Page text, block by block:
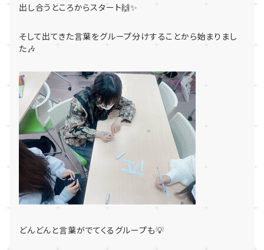
出し合うところからスタート🙌✨
そして出てきた言葉をグループ分けすることから始まりまし
た🎶
どんどんと言葉がでてくるグループも💡